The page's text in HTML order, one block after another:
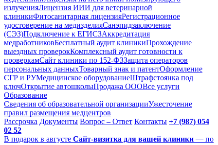
излученияЛицензия ИИИ для ветеринарной
клиникиФитосанитарная лицензияРегистрационное
удостоверение на медизделияСанэпидзаключение
(СЭЗ)Подключение к ЕГИСЗАккредитация
медработниковБесплатный аудит клиникиПрохождение
выездных проверокКомплексный аудит готовности к
проверкамСайт клиники по 152-ФЗЗащита операторов
персональных данныхТоварный знак и патентОформление
СГР и РУМедицинское оборудованиеШтрафстоянка под
ключОткрытие автошколыПродажа ОООВсе услуги
Образование
Сведения об образовательной организацииУжесточение
правил размещения медцентров
Рассрочка Документы Вопрос – Ответ Контакты +7 (987) 054
02 52
В подарок в августе Сайт-визитка для вашей клиники — по